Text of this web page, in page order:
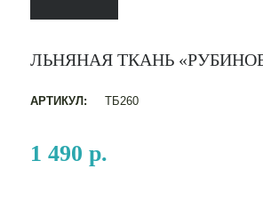
ЛЬНЯНАЯ ТКАНЬ
АРТИКУЛ: ТБ260
1 490 р.